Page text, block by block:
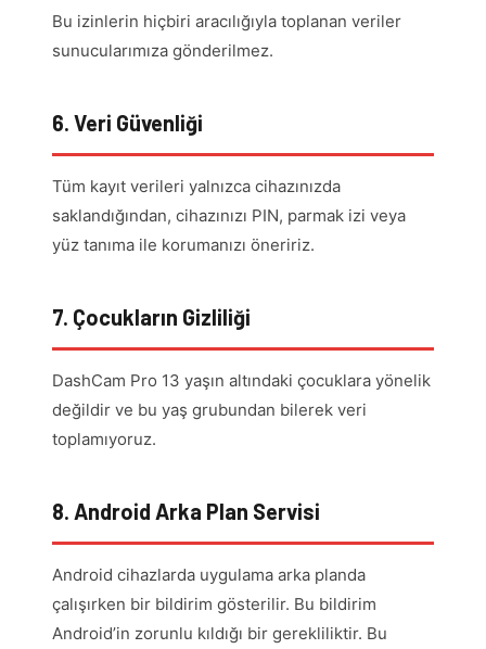
Bu izinlerin hiçbiri aracılığıyla toplanan veriler
sunucularımıza gönderilmez.
6. Veri Güvenliği
Tüm kayıt verileri yalnızca cihazınızda
saklandığından, cihazınızı PIN, parmak izi veya
yüz tanıma ile korumanızı öneririz.
7. Çocukların Gizliliği
DashCam Pro 13 yaşın altındaki çocuklara yönelik
değildir ve bu yaş grubundan bilerek veri
toplamıyoruz.
8. Android Arka Plan Servisi
Android cihazlarda uygulama arka planda
çalışırken bir bildirim gösterilir. Bu bildirim
Android’in zorunlu kıldığı bir gerekliliktir. Bu